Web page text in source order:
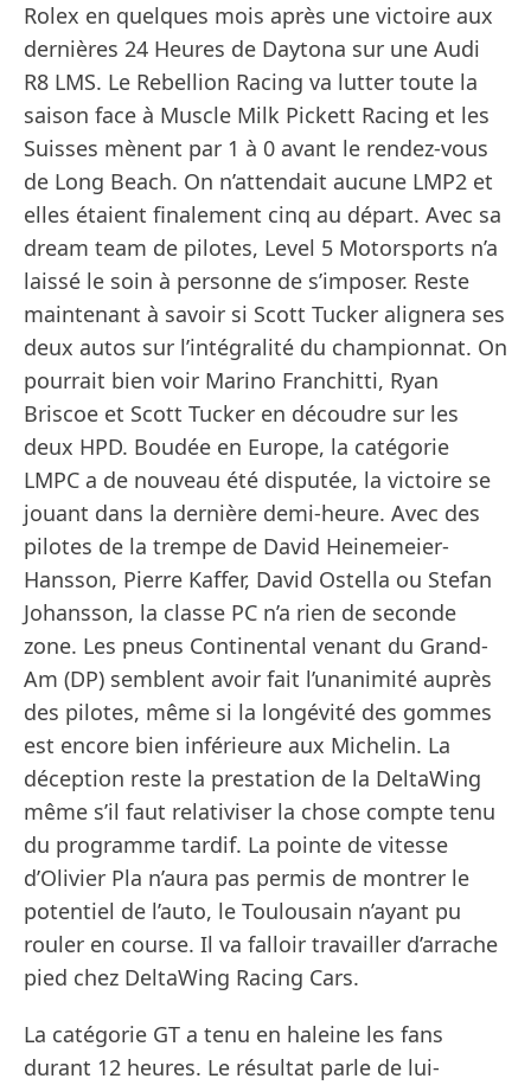
Rolex en quelques mois après une victoire aux
dernières 24 Heures de Daytona sur une Audi
R8 LMS. Le Rebellion Racing va lutter toute la
saison face à Muscle Milk Pickett Racing et les
Suisses mènent par 1 à 0 avant le rendez-vous
de Long Beach. On n’attendait aucune LMP2 et
elles étaient finalement cinq au départ. Avec sa
dream team de pilotes, Level 5 Motorsports n’a
laissé le soin à personne de s’imposer. Reste
maintenant à savoir si Scott Tucker alignera ses
deux autos sur l’intégralité du championnat. On
pourrait bien voir Marino Franchitti, Ryan
Briscoe et Scott Tucker en découdre sur les
deux HPD. Boudée en Europe, la catégorie
LMPC a de nouveau été disputée, la victoire se
jouant dans la dernière demi-heure. Avec des
pilotes de la trempe de David Heinemeier-
Hansson, Pierre Kaffer, David Ostella ou Stefan
Johansson, la classe PC n’a rien de seconde
zone. Les pneus Continental venant du Grand-
Am (DP) semblent avoir fait l’unanimité auprès
des pilotes, même si la longévité des gommes
est encore bien inférieure aux Michelin. La
déception reste la prestation de la DeltaWing
même s’il faut relativiser la chose compte tenu
du programme tardif. La pointe de vitesse
d’Olivier Pla n’aura pas permis de montrer le
potentiel de l’auto, le Toulousain n’ayant pu
rouler en course. Il va falloir travailler d’arrache
pied chez DeltaWing Racing Cars.
La catégorie GT a tenu en haleine les fans
durant 12 heures. Le résultat parle de lui-